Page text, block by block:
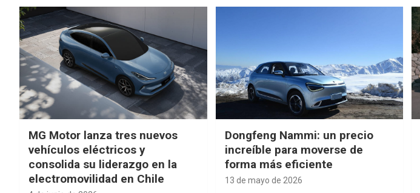
MG Motor lanza tres nuevos
vehículos eléctricos y
consolida su liderazgo en la
electromovilidad en Chile
Dongfeng Nammi: un precio
increíble para moverse de
forma más eficiente
13 de mayo de 2026